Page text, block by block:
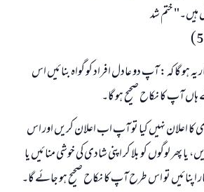
ختم شد
گا کہ : آپ دو عادل افراد کو گواہ بنائیں اس
آپ کا نکاح صحیح ہو گا۔
کا اعلان نہیں کیا تو آپ اب اعلان کریں اور اس
یا پھر لوگوں کو بلا کر اپنی شادی کی خوشی منائیں یا
اپنائیں تو اس طرح آپ کا نکاح صحیح ہو جائے گا۔